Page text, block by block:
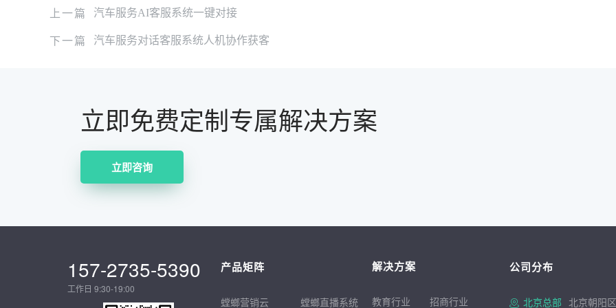
上一篇 汽车服务AI客服系统一键对接
下一篇 汽车服务对话客服系统人机协作获客
立即免费定制专属解决方案
立即咨询
157-2735-5390
工作日 9:30-19:00
产品矩阵
螳螂营销云 螳螂直播系统
解决方案
教育行业 招商行业
公司分布
北京总部 北京朝阳